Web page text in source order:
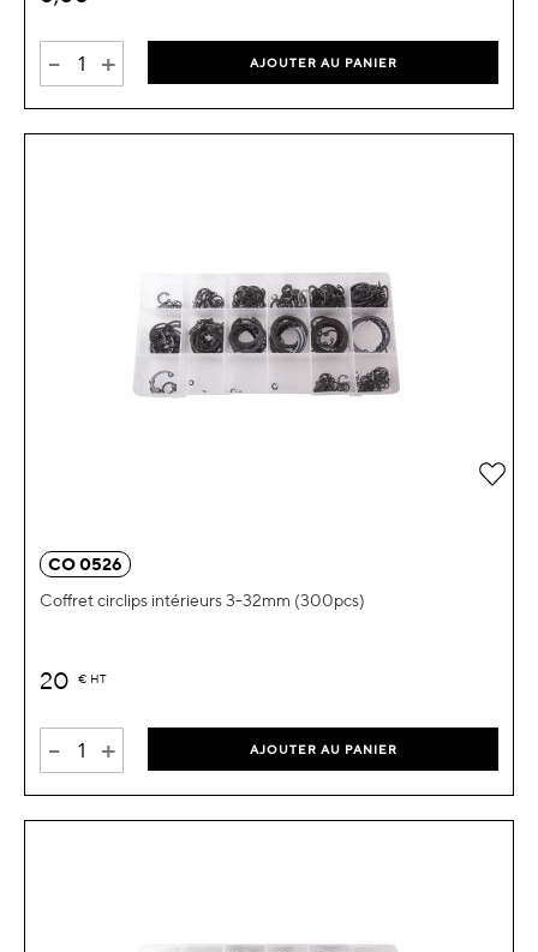
- + AJOUTER AU PANIER
CO 0526
Coffret circlips intérieurs 3-32mm (300pcs)
20 € HT
- + AJOUTER AU PANIER